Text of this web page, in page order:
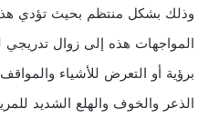
وذلك بشكل منتظم بحيث تؤدي
المواجهات هذه إلى زوال
برؤية أو التعرض للأشياء
الذعر والخوف والهلع الشديد